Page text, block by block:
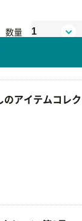
数量
のアイテムコレク